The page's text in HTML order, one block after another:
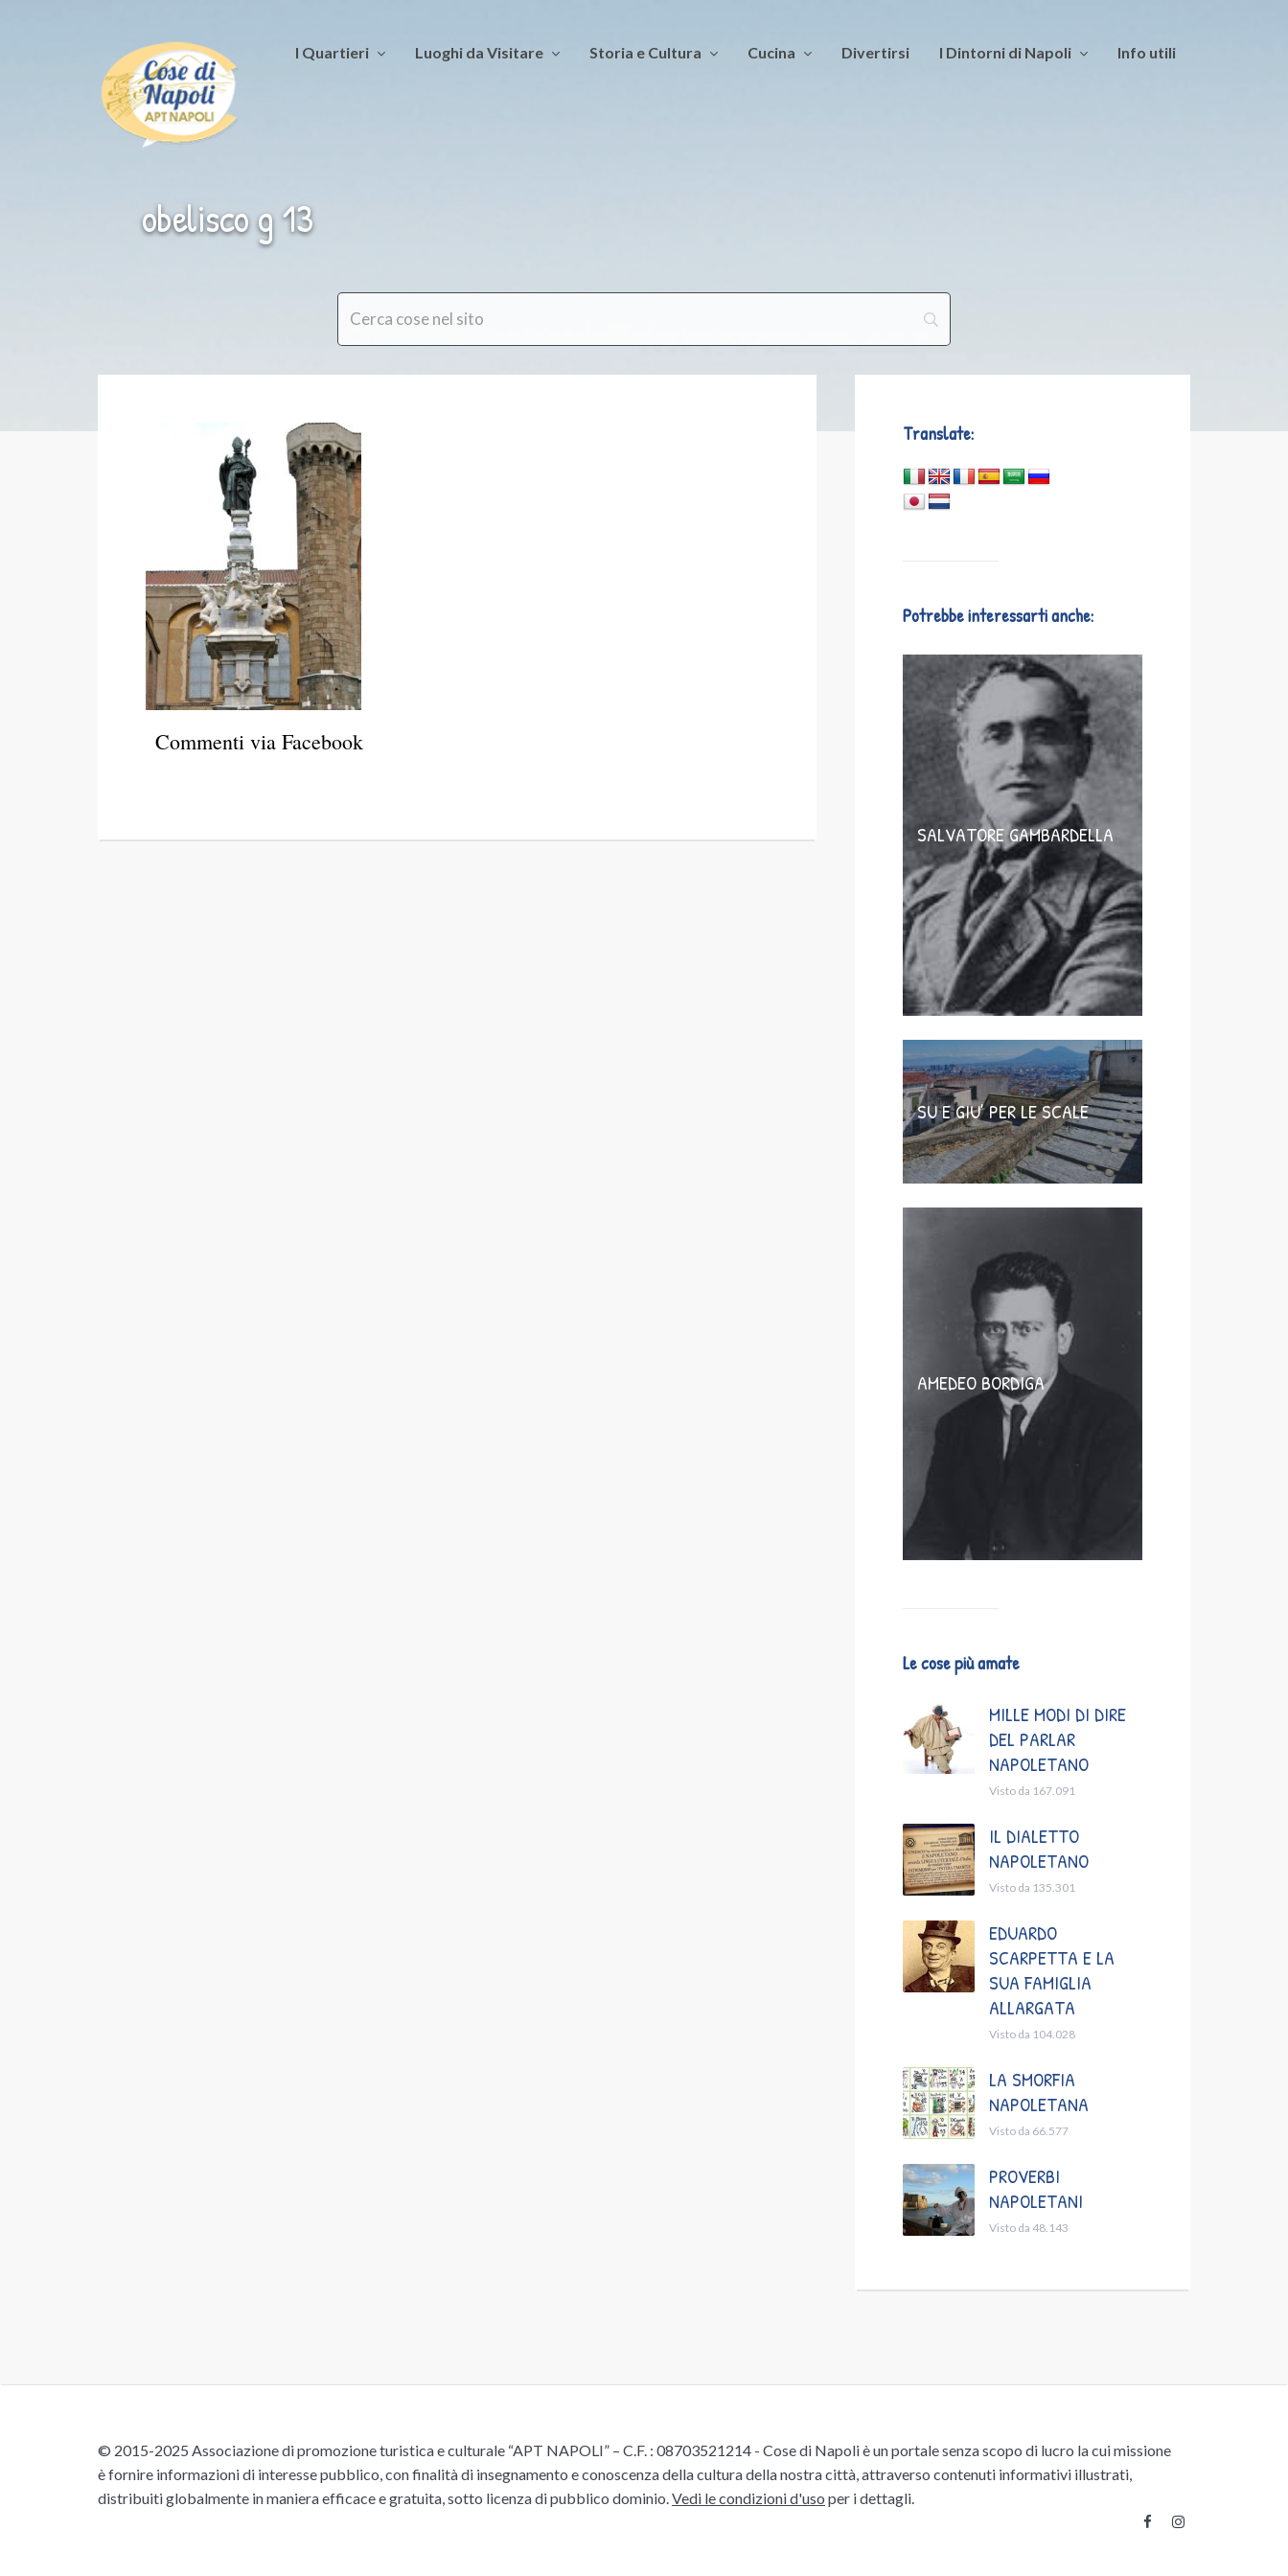
I Quartieri Luoghi da Visitare Storia e Cultura Cucina Divertirsi I Dintorni di Napoli Info utili
obelisco g 13
Commenti via Facebook
Translate:
Potrebbe interessarti anche:
SALVATORE GAMBARDELLA
SU E GIU’ PER LE SCALE
AMEDEO BORDIGA
Le cose più amate
MILLE MODI DI DIRE
DEL PARLAR
NAPOLETANO
Visto da 167.091
IL DIALETTO
NAPOLETANO
Visto da 135.301
EDUARDO
SCARPETTA E LA
SUA FAMIGLIA
ALLARGATA
Visto da 104.028
LA SMORFIA
NAPOLETANA
Visto da 66.577
PROVERBI
NAPOLETANI
Visto da 48.143
© 2015-2025 Associazione di promozione turistica e culturale “APT NAPOLI” – C.F. : 08703521214 - Cose di Napoli è un portale senza scopo di lucro la cui missione
è fornire informazioni di interesse pubblico, con finalità di insegnamento e conoscenza della cultura della nostra città, attraverso contenuti informativi illustrati,
distribuiti globalmente in maniera efficace e gratuita, sotto licenza di pubblico dominio.Vedi le condizioni d'uso per i dettagli.